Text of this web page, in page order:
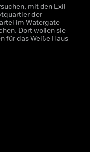
mit den Exil-
der
im Watergate-
Dort wollen sie
für das Weiße Haus